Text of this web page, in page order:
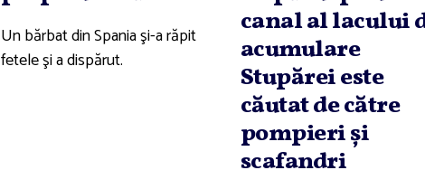
Un bărbat din Spania şi-a răpit
fetele şi a dispărut.
canal al lacului
acumulare
Stupărei este
căutat de către
pompieri şi
scafandri